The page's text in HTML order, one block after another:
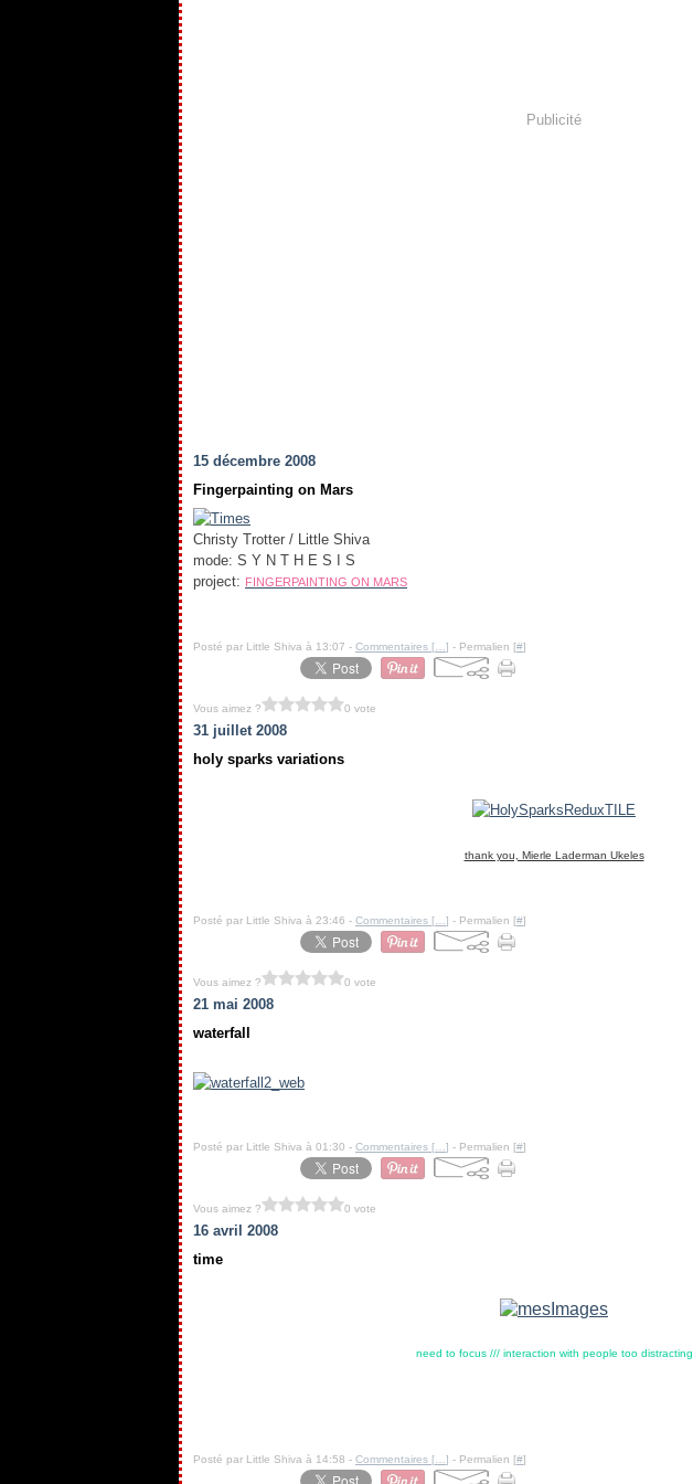
Publicité
15 décembre 2008
Fingerpainting on Mars
Christy Trotter / Little Shiva
mode: S Y N T H E S I S
project: FINGERPAINTING ON MARS
Posté par Little Shiva à 13:07 - Commentaires [ ] - Permalien [#]
Vous aimez ? 0 vote
31 juillet 2008
holy sparks variations
thank you, Mierle Laderman Ukeles
Posté par Little Shiva à 23:46 - Commentaires [ ] - Permalien [#]
Vous aimez ? 0 vote
21 mai 2008
waterfall
Posté par Little Shiva à 01:30 - Commentaires [ ] - Permalien [#]
Vous aimez ? 0 vote
16 avril 2008
time
need to focus /// interaction with people too distracting
Posté par Little Shiva à 14:58 - Commentaires [ ] - Permalien [#]